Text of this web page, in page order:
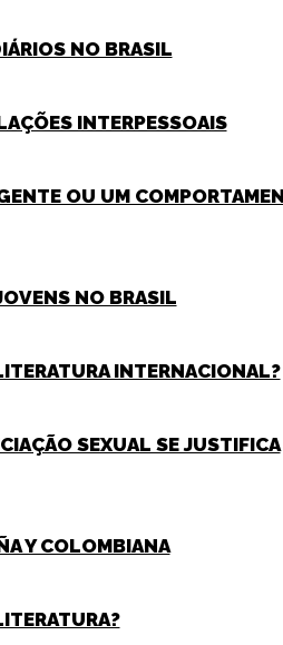
NO BRASIL
INTERPESSOAIS
OU UM
NO BRASIL
INTERNACIONAL?
SEXUAL SE JUSTIFICA
Y COLOMBIANA